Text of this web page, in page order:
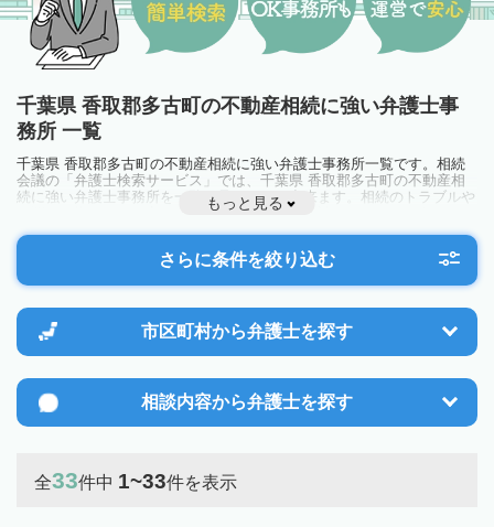
千葉県 香取郡多古町の不動産相続に強い弁護士事
務所 一覧
千葉県 香取郡多古町の不動産相続に強い弁護士事務所一覧です。相続
会議の「弁護士検索サービス」では、千葉県 香取郡多古町の不動産相
続に強い弁護士事務所を一覧で見ることが出来ます。相続のトラブルや
お悩みを抱えている方は一度近隣の弁護士に相談してみましょう。
もっと見る
さらに条件を絞り込む
市区町村から弁護士を探す
相談内容から弁護士を探す
全33件中 1~33件を表示